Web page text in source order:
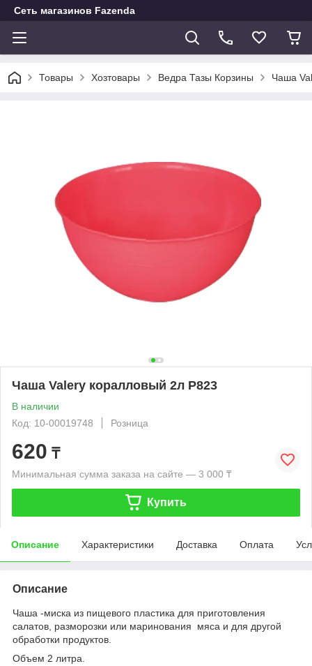
Сеть магазинов Fazenda
Товары Хозтовары Ведра Тазы Корзины Чаша
Чаша Valery коралловый 2л Р823
В наличии
Код: 10-00019748
Розница
620 ₸
Минимальная сумма заказа на сайте — 3 000 ₸
Купить
Описание Характеристики Доставка Оплата
Описание
Чаша -миска из пищевого пластика для приготовления
салатов, разморозки или маринования мяса и для другой
обработки продуктов.
Объем 2 литра.